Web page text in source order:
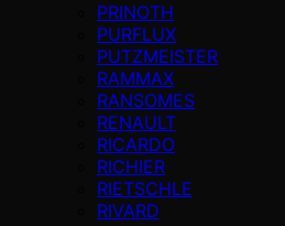
PRINOTH
PURFLUX
PUTZMEISTER
RAMMAX
RANSOMES
RENAULT
RICARDO
RICHIER
RIETSCHLE
RIVARD